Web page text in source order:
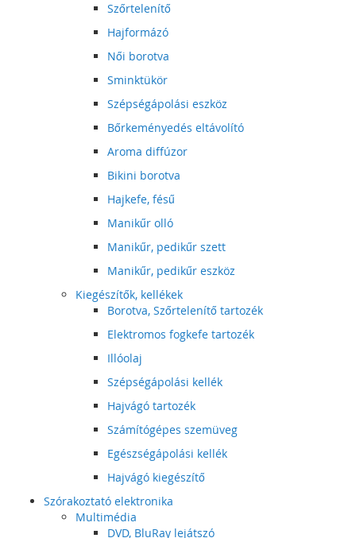
Szőrtelenítő
Hajformázó
Női borotva
Sminktükör
Szépségápolási eszköz
Bőrkeményedés eltávolító
Aroma diffúzor
Bikini borotva
Hajkefe, fésű
Manikűr olló
Manikűr, pedikűr szett
Manikűr, pedikűr eszköz
Kiegészítők, kellékek
Borotva, Szőrtelenítő tartozék
Elektromos fogkefe tartozék
Illóolaj
Szépségápolási kellék
Hajvágó tartozék
Számítógépes szemüveg
Egészségápolási kellék
Hajvágó kiegészítő
Szórakoztató elektronika
Multimédia
DVD, BluRay lejátszó